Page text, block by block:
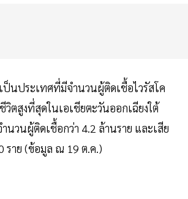
นประเทศที่มีจำนวนผู้ติดเชื้อไวรัสโค
ตสูงที่สุดในเอเชียตะวันออกเฉียงใต้
นวนผู้ติดเชื้อกว่า 4.2 ล้านราย และเสีย
ราย (ข้อมูล ณ 19 ต.ค.)